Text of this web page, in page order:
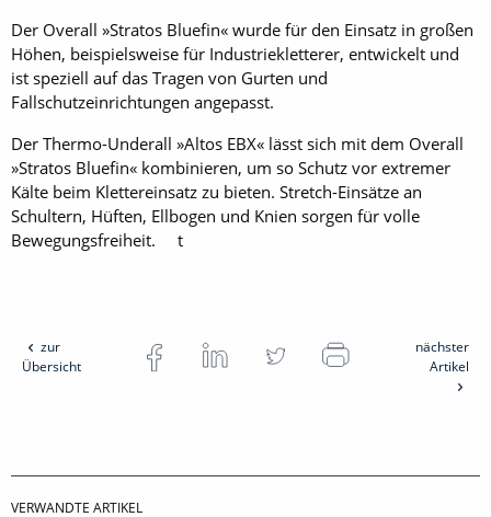
Der Overall »Stratos Bluefin« wurde für den Einsatz in großen
Höhen, beispielsweise für Industriekletterer, entwickelt und
ist speziell auf das Tragen von Gurten und
Fallschutzeinrichtungen angepasst.
Der Thermo-Underall »Altos EBX« lässt sich mit dem Overall
»Stratos Bluefin« kombinieren, um so Schutz vor extremer
Kälte beim Klettereinsatz zu bieten. Stretch-Einsätze an
Schultern, Hüften, Ellbogen und Knien sorgen für volle
Bewegungsfreiheit. t
zur
Übersicht
nächster
Artikel
VERWANDTE ARTIKEL